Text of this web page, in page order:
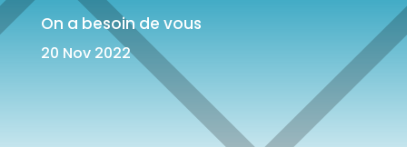
On a besoin de vous
20 Nov 2022